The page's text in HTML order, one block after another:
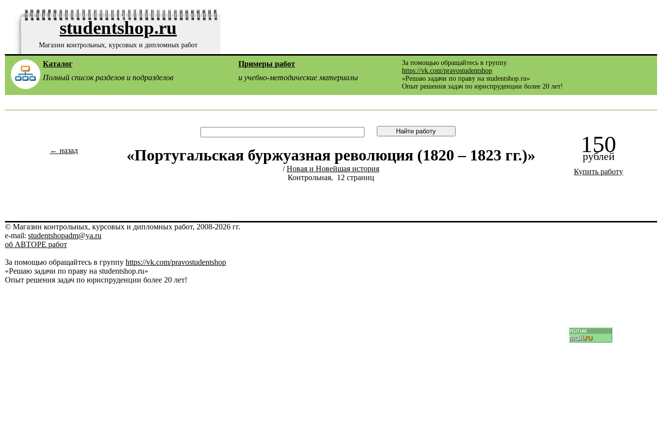
studentshop.ru
Магазин контрольных, курсовых и дипломных работ
Каталог
Полный список разделов и подразделов
Примеры работ
и учебно-методические материалы
За помощью обращайтесь в группу
https://vk.com/pravostudentshop
«Решаю задачи по праву на studentshop.ru»
Опыт решения задач по юриспруденции более 20 лет!
← назад «Португальская буржуазная революция (1820 – 1823 гг.)»
/Новая и Новейшая история
Контрольная, 12 страниц
150
рублей
© Магазин контрольных, курсовых и дипломных работ, 2008-2026 гг.
e-mail: studentshopadm@ya.ru
об АВТОРЕ работ
За помощью обращайтесь в группу https://vk.com/pravostudentshop
«Решаю задачи по праву на studentshop.ru»
Опыт решения задач по юриспруденции более 20 лет!